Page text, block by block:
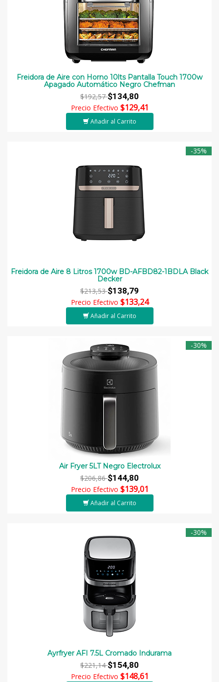
Freidora de Aire con Horno 10lts Pantalla Touch 1700w
Apagado Automático Negro Chefman
$192,57$134,80
Precio Efectivo $129,41
Añadir al Carrito
-35%
Freidora de Aire 8 Litros 1700w BD-AFBD82-1BDLA Black
Decker
$213,53$138,79
Precio Efectivo $133,24
Añadir al Carrito
-30%
Air Fryer 5LT Negro Electrolux
$206,86$144,80
Precio Efectivo $139,01
Añadir al Carrito
-30%
Ayrfryer AFI 7.5L Cromado Indurama
$221,14$154,80
Precio Efectivo $148,61